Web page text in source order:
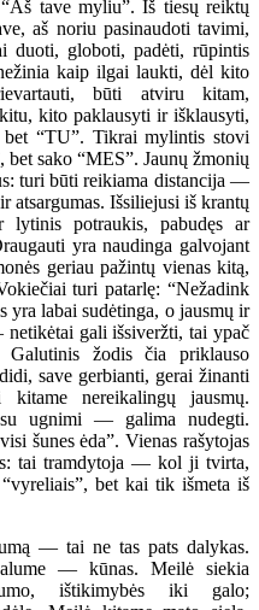
tave myliu”. Iš tiesų reiktų
aš noriu pasinaudoti tavimi,
globoti, padėti, rūpintis
kaip ilgai laukti, dėl kito
būti atviru kitam,
kito paklausyti ir išklausyti,
“TU”. Tikrai mylintis stovi
sako “MES”. Jaunų žmonių
turi būti reikiama distancija —
atsargumas. Išsiliejusi iš krantų
potraukis, pabudęs ar
yra naudinga galvojant
geriau pažintų vienas kitą,
turi patarlę: “Nežadink
yra labai sudėtinga, o jausmų ir
gali išsiveržti, tai ypač
Galutinis žodis čia priklauso
save gerbianti, gerai žinanti
kitame nereikalingų jausmų.
ugnimi — galima nudegti.
šunes ėda”. Vienas rašytojas
tai tramdytoja — kol ji tvirta,
bet kai tik išmeta iš
— tai ne tas pats dalykas.
— kūnas. Meilė siekia
ištikimybės iki galo;